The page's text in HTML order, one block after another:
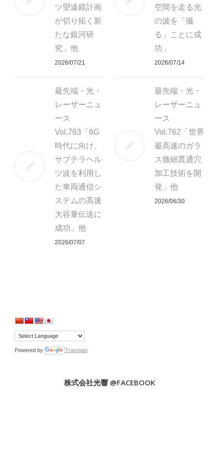
ツ望遠鏡計画
が切り拓く新
たな銀河研
究」他
2026/07/21
空間を走る光
の波を「撮
る」ことに成
功」
2026/07/14
最先端・光・
レーザーニュ
ース
Vol.763「6G
時代に向け、
サブテラヘル
ツ波を利用し
た車両通信シ
ステムの高速
大容量伝送に
成功」他
2026/07/07
最先端・光・
レーザーニュ
ース
Vol.762「世界
最高速のガラ
ス微細貫通穴
加工技術を開
発」他
2026/06/30
Powered by Translate
株式会社光響 @FACEBOOK